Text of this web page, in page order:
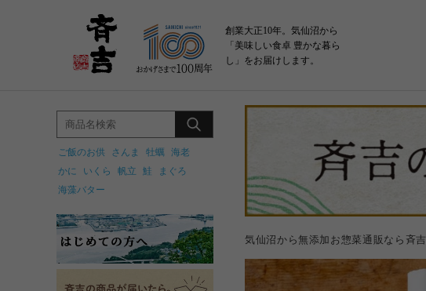
創業大正10年。気仙沼から
「美味しい食卓 豊かな暮ら
し」をお届けします。
気仙沼から無添加お惣菜通販なら斉吉
ご飯のお供 さんま 牡蠣 海老
かに
いくら 帆立 鮭
まぐろ
海藻バター